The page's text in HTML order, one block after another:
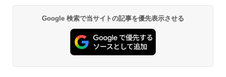
Google 検索で当サイトの記事を優先表示させる